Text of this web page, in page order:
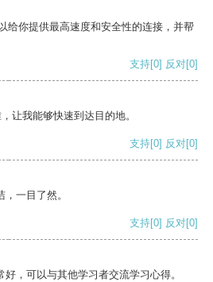
给你提供最高速度和安全性的连接，并帮
支持[0] 反对[0]
让我能够快速到达目的地。
支持[0] 反对[0]
一目了然。
支持[0] 反对[0]
，可以与其他学习者交流学习心得。